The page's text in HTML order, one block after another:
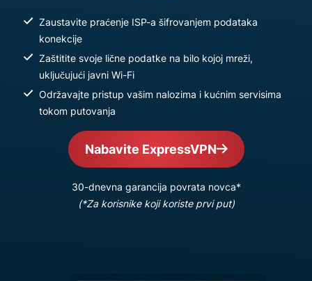
Zaustavite praćenje ISP-a šifrovanjem podataka
konekcije
Zaštitite svoje lične podatke na bilo kojoj mreži,
uključujući javni Wi-Fi
Održavajte pristup vašim nalozima i kućnim servisima
tokom putovanja
Nabavite ExpressVPN
30-dnevna garancija povrata novca*
(*Za korisnike koji koriste prvi put)